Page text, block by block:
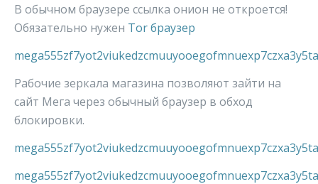
В обычном браузере ссылка онион не откроется!
Обязательно нужен Tor браузер
Рабочие зеркала магазина позволяют зайти на
сайт Мега через обычный браузер в обход
блокировки.